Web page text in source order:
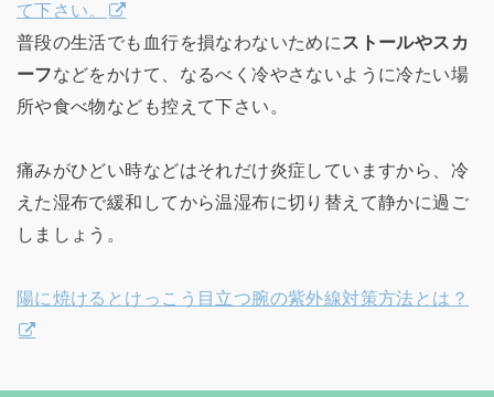
て下さい。
普段の生活でも血行を損なわないために ストールやスカ
ーフなどをかけて、なるべく冷やさないように冷たい場
所や食べ物なども控えて下さい。
痛みがひどい時などはそれだけ炎症していますから、冷
えた湿布で緩和してから温湿布に切り替えて静かに過ご
しましょう。
陽に焼けるとけっこう目立つ腕の紫外線対策方法とは？